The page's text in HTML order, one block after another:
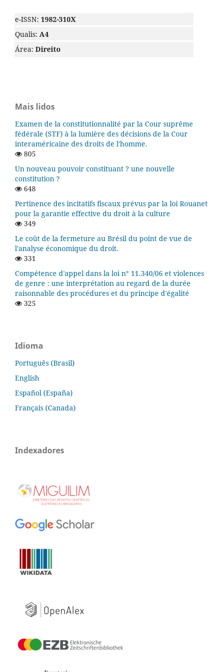
e-ISSN: 1982-310X
Qualis: A4
Área: Direito
Mais lidos
Examen de la constitutionnalité par la Cour suprême
fédérale (STF) à la lumière des décisions de la Cour
interaméricaine des droits de l'homme.
805
Un nouveau pouvoir constituant ? une nouvelle
constitution ?
648
Pertinence des incitatifs fiscaux prévus par la loi Rouanet
pour la garantie effective du droit à la culture
349
Le coût de la fermeture au Brésil du point de vue de
l'analyse économique du droit.
331
Compétence d'appel dans la loi n° 11.340/06 et violences
de genre : une interprétation au regard de la durée
raisonnable des procédures et du principe d'égalité
325
Idioma
Português (Brasil)
English
Español (España)
Français (Canada)
Indexadores